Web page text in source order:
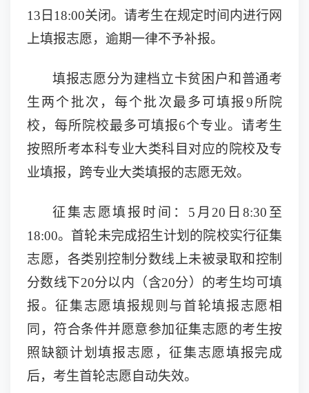
1 3 日 18:00关闭。请考生在规定时间内进行网
上填报志愿， 逾期一律不予补报。
填报志愿分为建档立卡贫困户和普通考
生 两个批次，每个批次最多可填报9所院
校，每所院校最多可填报6个专业。请考生
按照所考本科专业大类科目对应的院校及专
业填报，跨专业大类填报的志愿无效。
征集志愿填报时间： 5月20 日8:30至
18:00。 首轮未完成招生计划的院校实行征集
志愿，各类别控制分数线上未被录取和控制
分数线下20分以内（含20分）的考生均可填
报。征集志愿填报规则与首轮填报志愿相
同， 符合条件并愿意参加征集志愿的考生按
照缺额计划填报志愿，征集志愿填报完成
后， 考生首轮志愿自动失效。